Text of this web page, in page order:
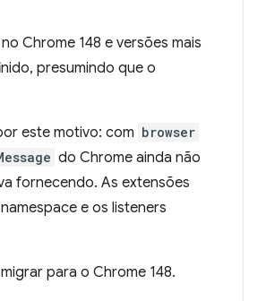
Chrome 148 e versões mais
presumindo que o
este motivo: com browser
do Chrome ainda não
fornecendo. As extensões
e os listeners
para o Chrome 148.